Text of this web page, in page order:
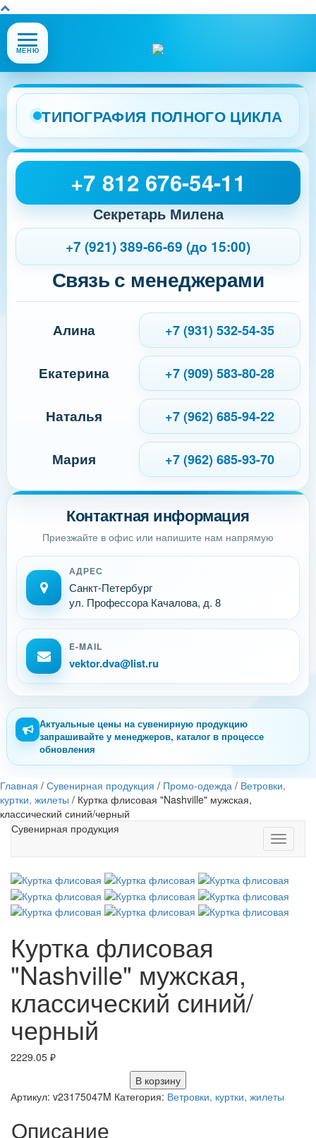
Открыть
или
меню
сайта
МЕНЮ
ТИПОГРАФИЯ ПОЛНОГО ЦИКЛА
Контактная информация
Приезжайте в офис или напишите нам напрямую
АДРЕС
Санкт-Петербург
ул. Профессора Качалова, д. 8
E-MAIL
vektor.dva@list.ru
+7 812 676-54-11
Секретарь Милена
+7 (921) 389-66-69 (до 15:00)
Связь с менеджерами
Алина +7 (931) 532-54-35
Екатерина +7 (909) 583-80-28
Наталья +7 (962) 685-94-22
Мария +7 (962) 685-93-70
Актуальные цены на сувенирную продукцию
запрашивайте у менеджеров, каталог в процессе
обновления
Главная / Сувенирная продукция / Промо-одежда / Ветровки,
куртки, жилеты / Куртка флисовая "Nashville" мужская,
классический синий/черный
Toggle
Сувенирная продукция
Куртка флисовая
"Nashville" мужская,
классический синий/
черный
2229.05 ₽
В корзину
Артикул: v23175047M Категория: Ветровки, куртки, жилеты
Описание